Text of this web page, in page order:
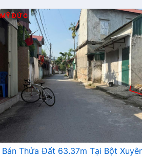
MỸ ĐỨC
Bán Thửa Đất 63.37m Tại Bột